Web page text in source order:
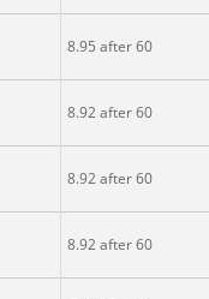
8.95 after 60
8.92 after 60
8.92 after 60
8.92 after 60